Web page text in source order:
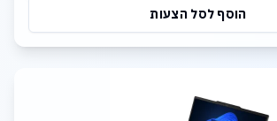
הוסף לסל הצעות